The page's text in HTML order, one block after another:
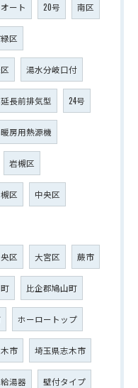
オート 20号 南区
区
湯水分岐口付
延長前排気型 24号
房用熱源機
岩槻区
区 中央区
区 大宮区 蕨市
比企郡鳩山町
ホーロートップ
市 埼玉県志木市
湯器 壁付タイプ